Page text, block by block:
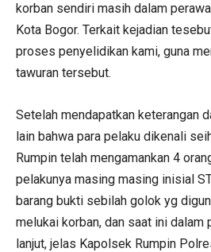
korban sendiri masih dalam
Kota Bogor. Terkait kejadian
proses penyelidikan kami, guna
tawuran tersebut.
Setelah mendapatkan keterangan
lain bahwa para pelaku dikenali
Rumpin telah mengamankan 4
pelakunya masing masing inisial
barang bukti sebilah golok yg
melukai korban, dan saat ini
lanjut, jelas Kapolsek Rumpin